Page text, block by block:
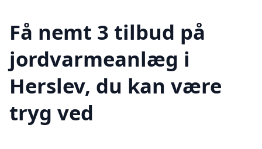
Få nemt 3 tilbud på
jordvarmeanlæg i
Herslev, du kan være
tryg ved